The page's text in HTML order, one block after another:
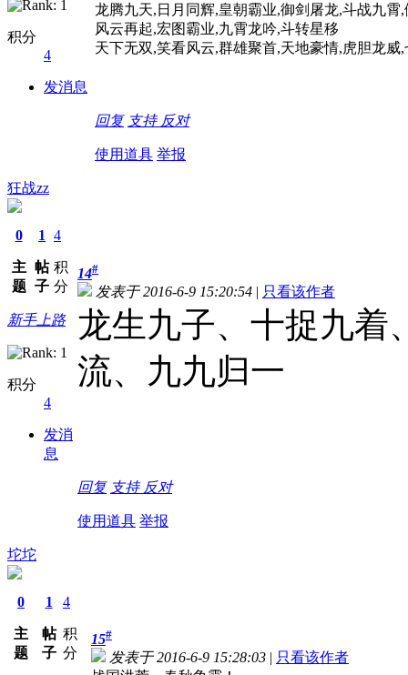
积分
4
发消息
龙腾九天,日月同辉,皇朝霸业,御剑屠龙,斗战九霄
风云再起,宏图霸业,九霄龙吟,斗转星移
天下无双,笑看风云,群雄聚首,天地豪情,虎胆龙
回复 支持 反对
使用道具 举报
狂战zz
0
主
题
1
帖
子
4
积
分
新手上路
积分
4
发消
息
14#
发表于 2016-6-9 15:20:54 | 只看该作者
龙生九子、十捉九着
流、九九归一
回复 支持 反对
使用道具 举报
坨坨
0
主
题
1
帖
子
4
积
分
15#
发表于 2016-6-9 15:28:03 | 只看该作者